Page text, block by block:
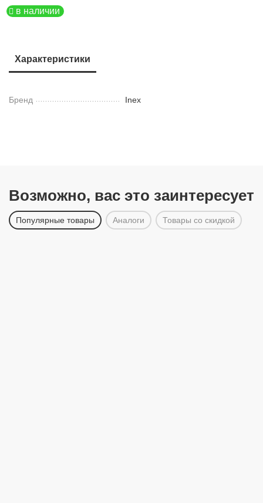
в наличии
Характеристики
Бренд Inex
Возможно, вас это заинтересует
Популярные товары Аналоги Товары со скидкой